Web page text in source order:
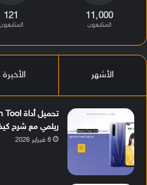
11٬000
المتابعون
121
المتابعون
الأشهر الأخيرة
ريلمي مع شرح
8 فبراير 2026